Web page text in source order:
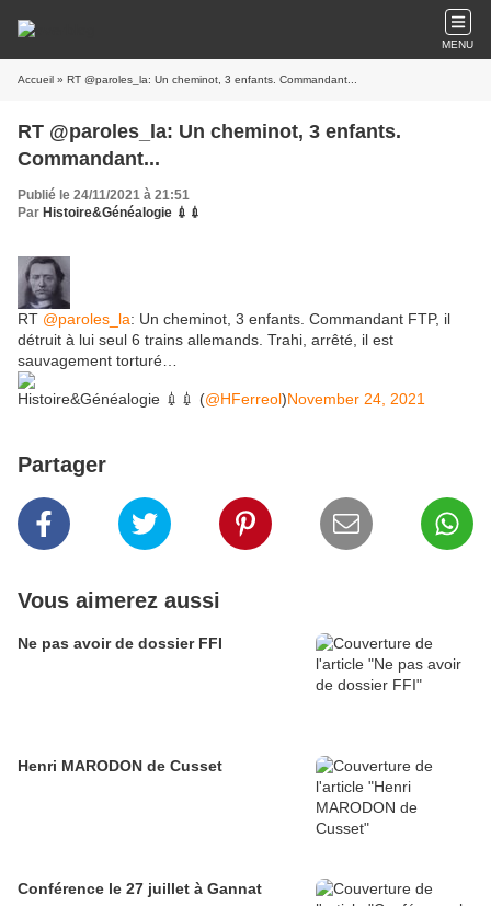
MENU
Accueil » RT @paroles_la: Un cheminot, 3 enfants. Commandant...
RT @paroles_la: Un cheminot, 3 enfants.
Commandant...
Publié le 24/11/2021 à 21:51
Par Histoire&Généalogie 💉💉
RT @paroles_la: Un cheminot, 3 enfants. Commandant FTP, il
détruit à lui seul 6 trains allemands. Trahi, arrêté, il est
sauvagement torturé…
Histoire&Généalogie 💉💉 (@HFerreol)November 24, 2021
Partager
Vous aimerez aussi
Ne pas avoir de dossier FFI
Henri MARODON de Cusset
Conférence le 27 juillet à Gannat